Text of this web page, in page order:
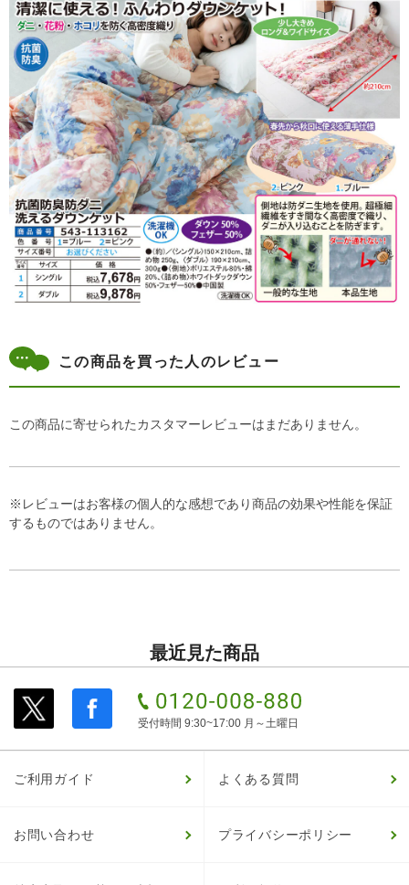
この商品を買った人のレビュー
この商品に寄せられたカスタマーレビューはまだありません。
※レビューはお客様の個人的な感想であり商品の効果や性能を保証
するものではありません。
最近見た商品
受付時間 9:30~17:00 月～土曜日
ご利用ガイド よくある質問
お問い合わせ プライバシーポリシー